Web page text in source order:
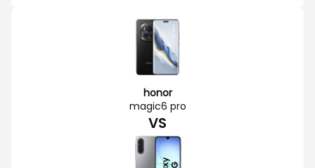
honor
magic6 pro
VS